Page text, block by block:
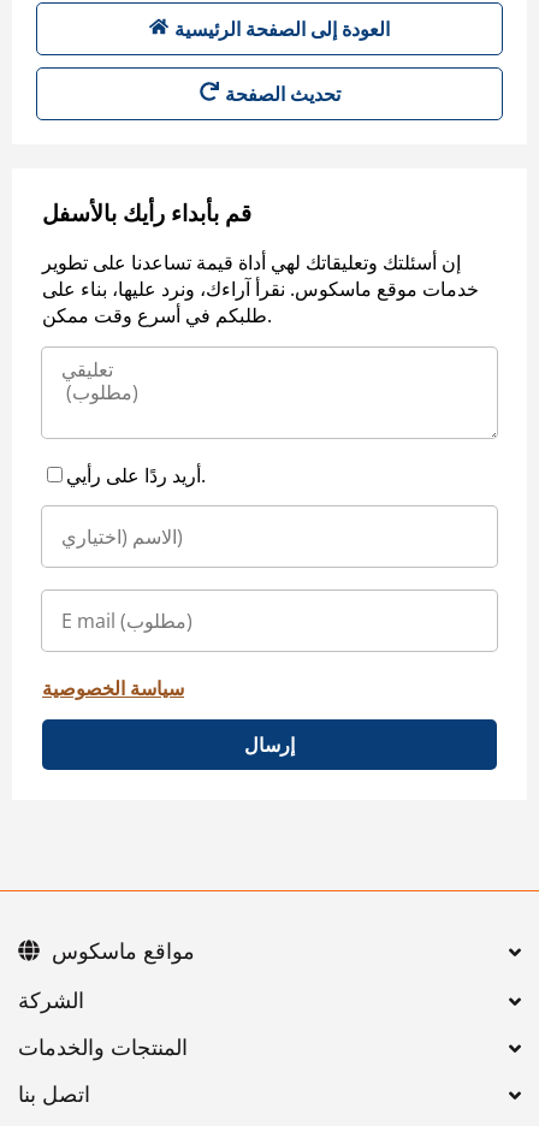
العودة إلى الصفحة الرئيسية
تحديث الصفحة
قم بأبداء رأيك بالأسفل
إن أسئلتك وتعليقاتك لهي أداة قيمة تساعدنا على تطوير
خدمات موقع ماسكوس. نقرأ آراءك، ونرد عليها، بناء على
طلبكم في أسرع وقت ممكن.
أريد ردًا على رأيي.
سياسة الخصوصية
إرسال
اتصل بنا
مواقع ماسكوس